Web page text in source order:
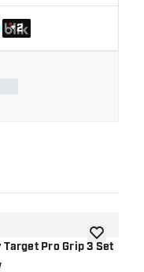
+2
Target Pro Grip 3 Set
dodaj do